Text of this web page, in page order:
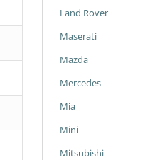
Land Rover
Maserati
Mazda
Mercedes
Mia
Mini
Mitsubishi